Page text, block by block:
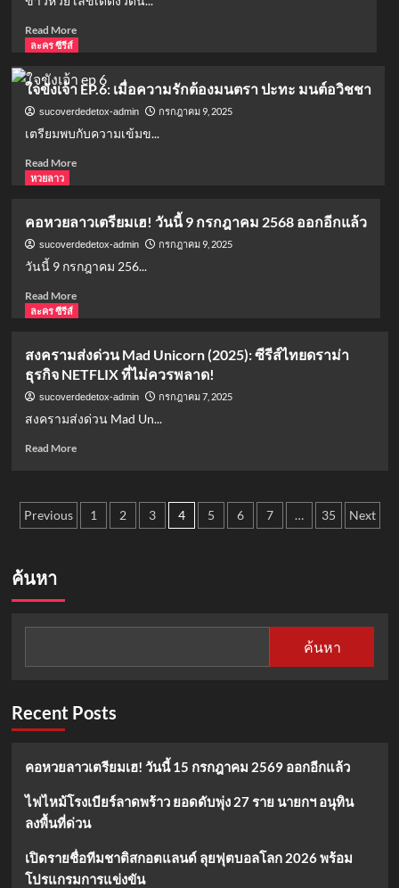
หลัง?
เสีย
วัย
31
ปี
หลัง
มะเร็ง
หาญ
Read MoreRead
เลข
เด็ด
งวด
นี้
กรกฎาคม
ดัง
หลาย
สำนัก
ละคร ซีรีส์
ใจขังเจ้า EP.6: เมื่อความรักต้องมนตรา ปะทะ มนต์อวิชชา
sucoverdedetox-admin กรกฎาคม 9, 2025
เตรียมพบกับความเข้มข...
Read MoreRead
ขัง
เจ้า
EP.6:
ความ
มน
ตรา
ปะทะ
มนต์
อวิชชา
หวยลาว
คอหวยลาวเตรียมเฮ! วันนี้ 9 กรกฎาคม 2568 ออกอีกแล้ว
sucoverdedetox-admin กรกฎาคม 9, 2025
วันนี้ 9 กรกฎาคม 256...
Read MoreRead
หวย
ลาว
เตรียม
เฮ!
นี้
ออก
อีก
ละคร ซีรีส์
สงครามส่งด่วน Mad Unicorn (2025): ซีรีส์ไทยดราม่า
ธุรกิจ NETFLIX ที่ไม่ควรพลาด!
sucoverdedetox-admin กรกฎาคม 7, 2025
สงครามส่งด่วน Mad Un...
Read MoreRead
ด่วน
ไทย
ธุรกิจ
ไม่
Posts
Previous 1 2 3 4 5 6 7 … 35 Next
ค้นหา
ค้นหา
Recent Posts
คอหวยลาวเตรียมเฮ! วันนี้ 15 กรกฎาคม 2569 ออกอีกแล้ว
ไฟไหม้โรงเบียร์ลาดพร้าว ยอดดับพุ่ง 27 ราย นายกฯ อนุทิน
ลงพื้นที่ด่วน
เปิดรายชื่อทีมชาติสกอตแลนด์ ลุยฟุตบอลโลก 2026 พร้อม
โปรแกรมการแข่งขัน